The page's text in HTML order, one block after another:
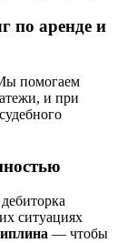
по аренде и
помогаем
и при
ситуациях
— чтобы